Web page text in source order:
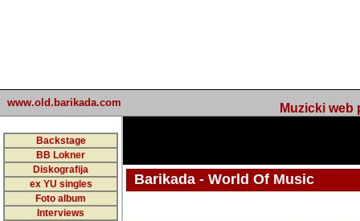
www.old.barikada.com Muzicki web
Backstage
BB Lokner
Diskografija
ex YU singles
Foto album
Interviews
Barikada - World Of Music